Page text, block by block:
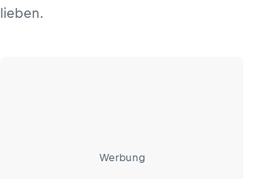
lieben.
Werbung